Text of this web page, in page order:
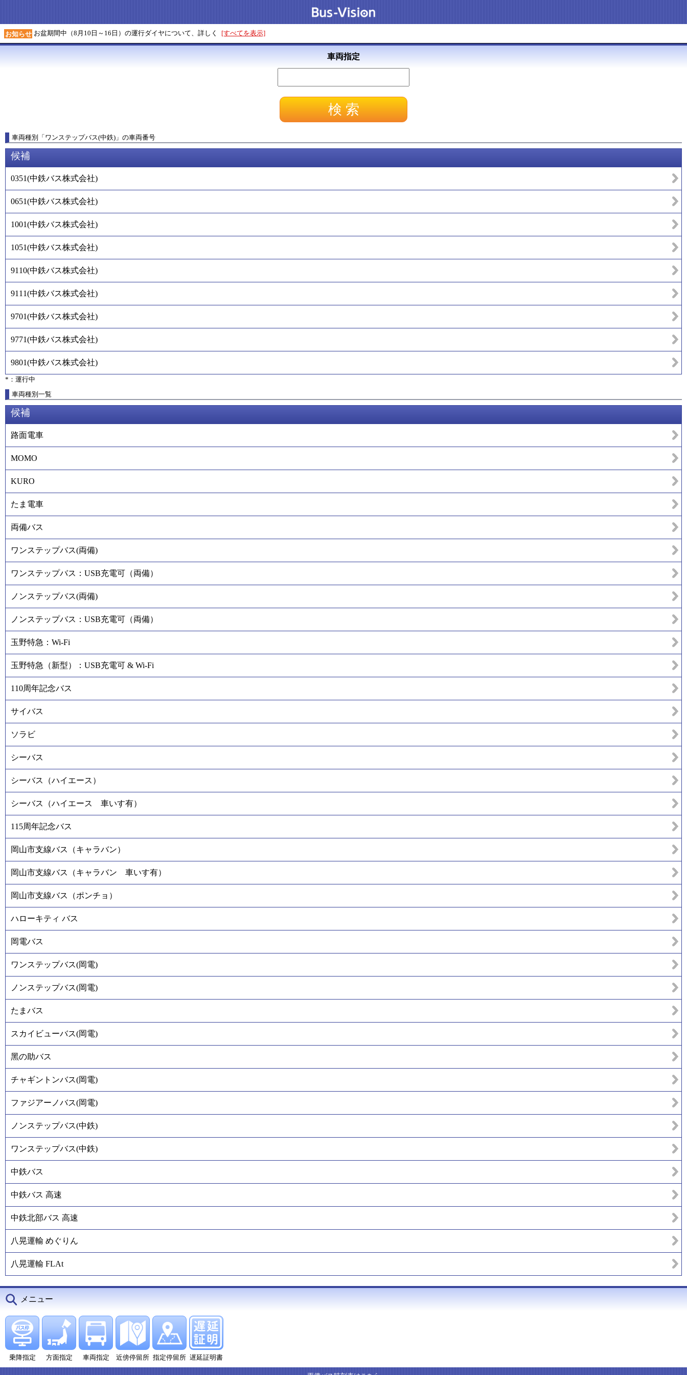
お知らせ お盆期間中（8月10日～16日）の運行ダイヤについて、詳しく [すべてを表示]
車両指定
車両種別 「ワンステップバス(中鉄) 」 の車両番号
候補
0351(中鉄バス株式会社)
0651(中鉄バス株式会社)
1001(中鉄バス株式会社)
1051(中鉄バス株式会社)
9110(中鉄バス株式会社)
9111(中鉄バス株式会社)
9701(中鉄バス株式会社)
9771(中鉄バス株式会社)
9801(中鉄バス株式会社)
*：運行中
車両種別一覧
候補
路面電車
MOMO
KURO
たま電車
両備バス
ワンステップバス(両備)
ワンステップバス：USB充電可（両備）
ノンステップバス(両備)
ノンステップバス：USB充電可（両備）
玉野特急：Wi-Fi
玉野特急（新型）：USB充電可 & Wi-Fi
110周年記念バス
サイバス
ソラビ
シーバス
シーバス（ハイエース）
シーバス（ハイエース 車いす有）
115周年記念バス
岡山市支線バス（キャラバン）
岡山市支線バス（キャラバン 車いす有）
岡山市支線バス（ポンチョ）
ハローキティ バス
岡電バス
ワンステップバス(岡電)
ノンステップバス(岡電)
たまバス
スカイビューバス(岡電)
黑の助バス
チャギントンバス(岡電)
ファジアーノバス(岡電)
ノンステップバス(中鉄)
ワンステップバス(中鉄)
中鉄バス
中鉄バス 高速
中鉄北部バス 高速
八晃運輸 めぐりん
八晃運輸 FLAt
メニュー
乗降指定 方面指定 車両指定 近傍停留所 指定停留所 遅延証明書